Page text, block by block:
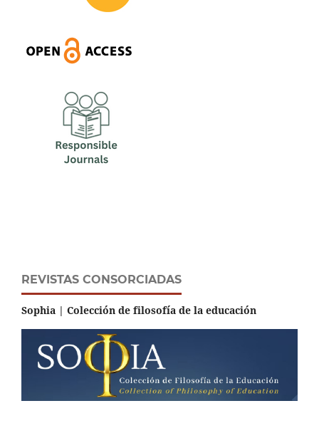
REVISTAS CONSORCIADAS
Sophia | Colección de filosofía de la educación